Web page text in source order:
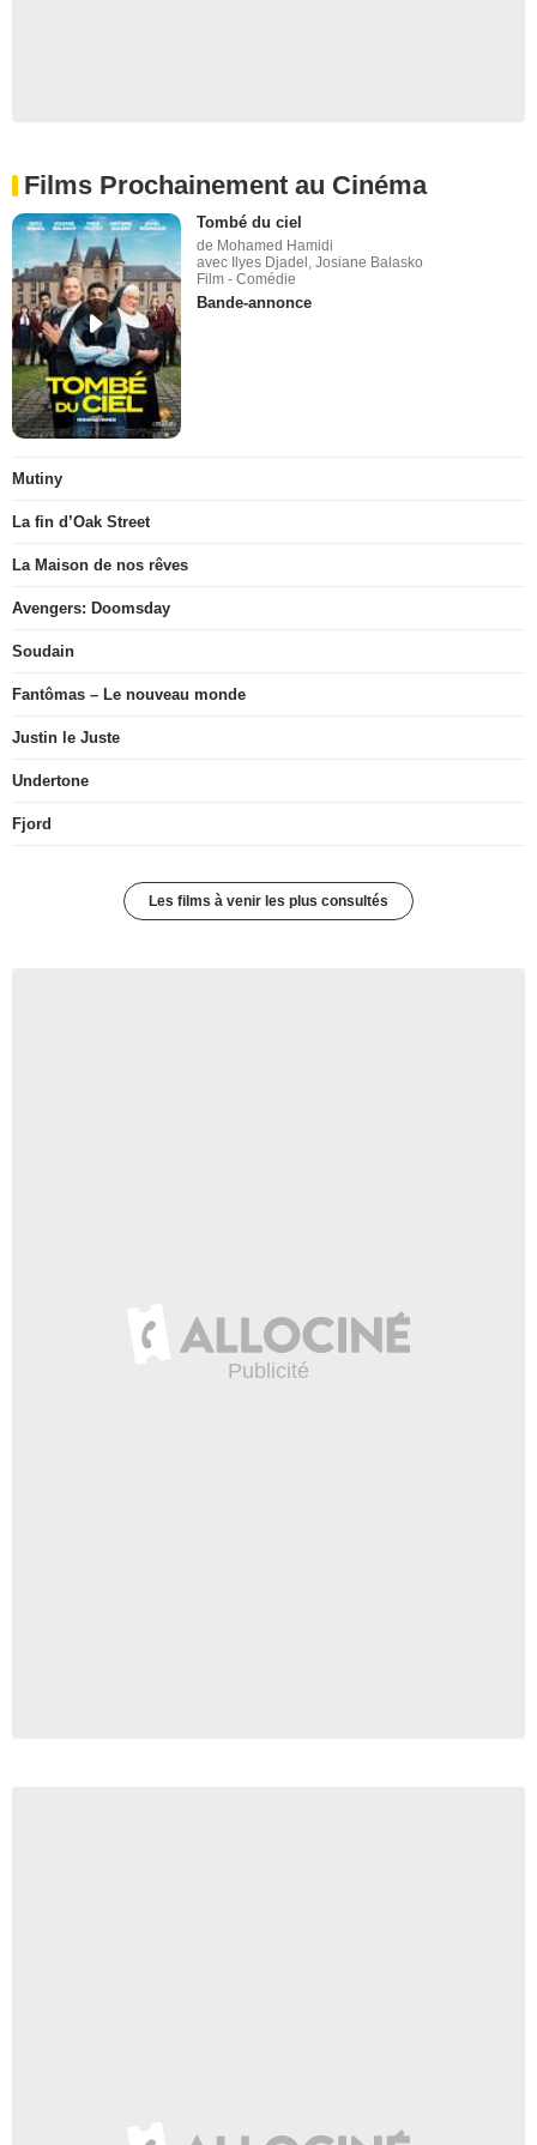
Films Prochainement au Cinéma
Tombé du ciel
de Mohamed Hamidi
avec Ilyes Djadel, Josiane Balasko
Film - Comédie
Bande-annonce
Mutiny
La fin d’Oak Street
La Maison de nos rêves
Avengers: Doomsday
Soudain
Fantômas – Le nouveau monde
Justin le Juste
Undertone
Fjord
Les films à venir les plus consultés